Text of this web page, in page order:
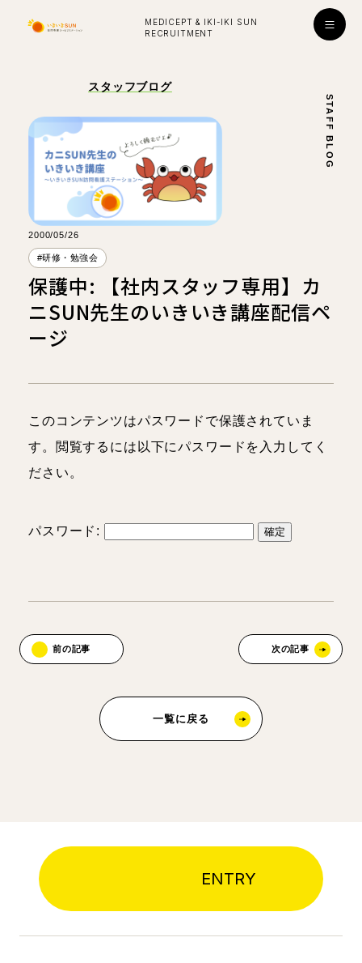
MEDICEPT & IKI-IKI SUN
RECRUITMENT
学び・成長
はたらく環境
対談インタビュー
看護師
スタッフブログ
お知らせ・イベント
入社お祝い金プレゼント！
ENTRY
スタッフブログ
STAFF BLOG
2000/05/26
#研修・勉強会
保護中: 【社内スタッフ専用】カ
ニSUN先生のいきいき講座配信ペ
ージ
このコンテンツはパスワードで保護されていま
す。閲覧するには以下にパスワードを入力してく
ださい。
パスワード:
前の記事 次の記事
一覧に戻る
ENTRY